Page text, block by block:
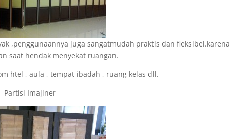
,penggunaannya juga sangatmudah praktis dan fleksibel.karena
saat hendak menyekat ruangan.
htel , aula , tempat ibadah , ruang kelas dll.
Partisi Imajiner